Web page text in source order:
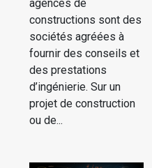
agences de
constructions sont des
sociétés agréées à
fournir des conseils et
des prestations
d’ingénierie. Sur un
projet de construction
ou de...